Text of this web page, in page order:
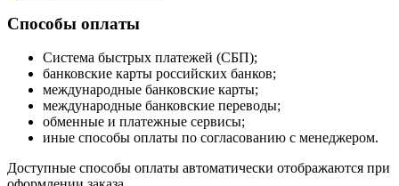
Способы оплаты
Система быстрых платежей (СБП);
банковские карты российских банков;
международные банковские карты;
международные банковские переводы;
обменные и платежные сервисы;
иные способы оплаты по согласованию с менеджером.
Доступные способы оплаты автоматически отображаются при